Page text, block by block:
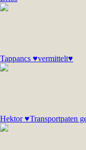
Tappancs ♥vermittelt♥
Hektor ♥Transportpaten